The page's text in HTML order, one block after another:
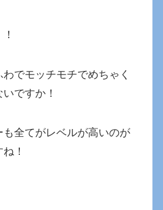
でモッチモチでめちゃく
ですか！
全てがレベルが高いのが
！